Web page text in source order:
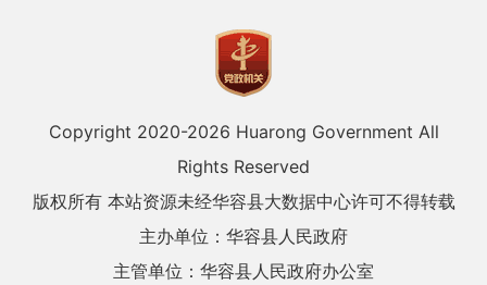
Copyright 2020-2026 Huarong Government All
Rights Reserved
版权所有 本站资源未经华容县大数据中心许可不得转载
主办单位：华容县人民政府
主管单位：华容县人民政府办公室